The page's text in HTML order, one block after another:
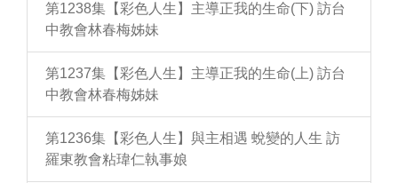
第1238集【彩色人生】主導正我的生命(下) 訪台
中教會林春梅姊妹
第1237集【彩色人生】主導正我的生命(上) 訪台
中教會林春梅姊妹
第1236集【彩色人生】與主相遇 蛻變的人生 訪
羅東教會粘瑋仁執事娘